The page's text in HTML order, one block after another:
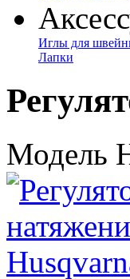
Иглы для
Лапки
Модель